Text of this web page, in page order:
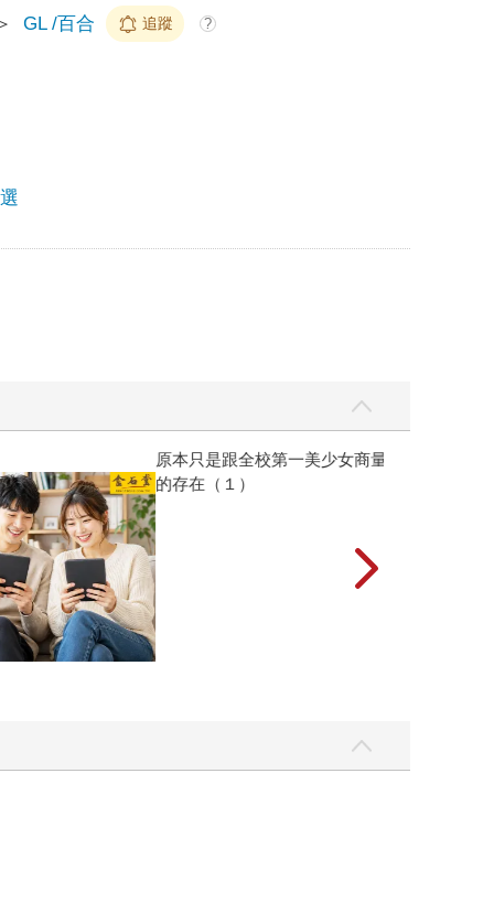
GL /百合 追蹤 ?
摯友的戀愛煩惱，不知不覺間她竟成為我最親近 台灣角川2026